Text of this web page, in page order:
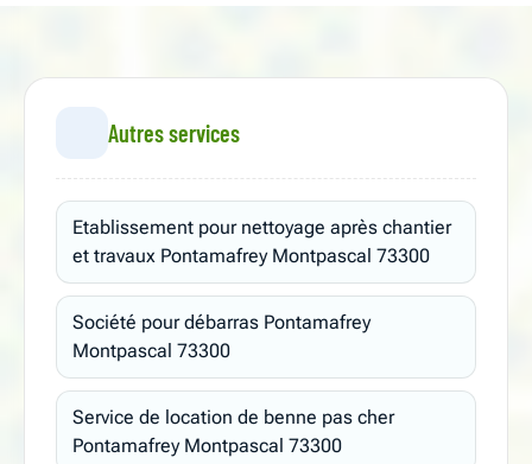
Autres services
Etablissement pour nettoyage après chantier
et travaux Pontamafrey Montpascal 73300
Société pour débarras Pontamafrey
Montpascal 73300
Service de location de benne pas cher
Pontamafrey Montpascal 73300